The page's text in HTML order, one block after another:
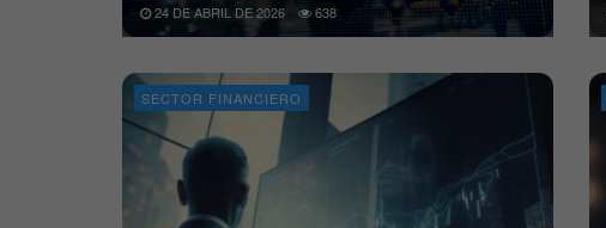
24 DE ABRIL DE 2026 638
SECTOR FINANCIERO